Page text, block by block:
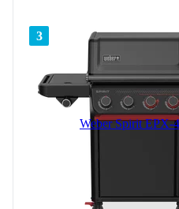
3
Weber Spirit EPX-